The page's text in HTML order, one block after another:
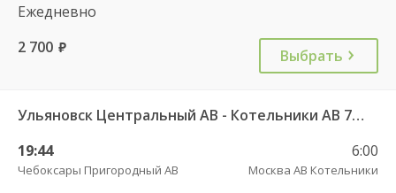
Ежедневно
2 700 руб. Выбрать
Ульяновск Центральный АВ - Котельники АВ 7375
19:44
Чебоксары Пригородный АВ
6:00
Москва АВ Котельники